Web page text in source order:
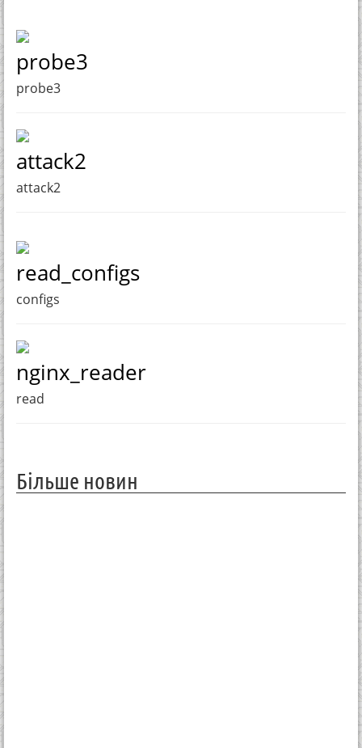
probe3
probe3
attack2
attack2
read_configs
configs
nginx_reader
read
Більше новин